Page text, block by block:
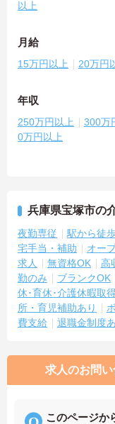
以上
月給
15万円以上 20万円
年収
250万円以上 300万
0万円以上
兵庫県宝塚市の
夜勤専従 駅から徒
宅手当・補助
オー
求人
無資格OK 高
勤のみ
ブランクOK
休･育休･介護休暇取
所・育児補助あり
費支給
退職金制度
求人のお問
このページか